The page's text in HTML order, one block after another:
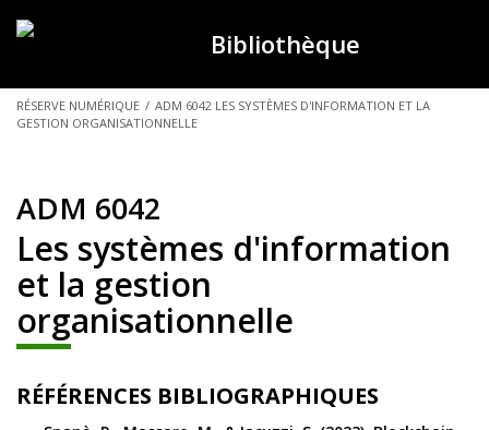
Bibliothèque
VOUS
ÊTES
RÉSERVE NUMÉRIQUE / ADM 6042 LES SYSTÈMES D'INFORMATION ET LA
GESTION ORGANISATIONNELLE
ADM 6042
Les systèmes d'information
et la gestion
organisationnelle
RÉFÉRENCES BIBLIOGRAPHIQUES